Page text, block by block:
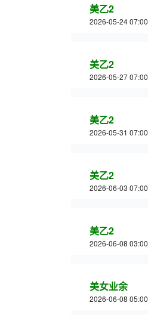
美乙2
2026-05-24 07:00
美乙2
2026-05-27 07:00
美乙2
2026-05-31 07:00
美乙2
2026-06-03 07:00
美乙2
2026-06-08 03:00
美女业余
2026-06-08 05:00